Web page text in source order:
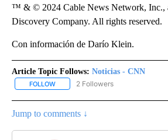
™ & © 2024 Cable News Network, Inc.,
Discovery Company. All rights reserved.
Con información de Darío Klein.
Article Topic Follows: Noticias - CNN
FOLLOW FOLLOW "NOTICIAS - CNN" TO
2 Followers
Jump to comments ↓